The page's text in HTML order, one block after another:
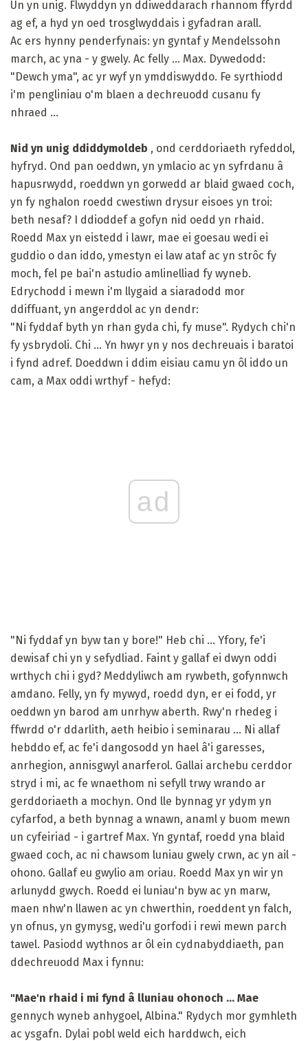
Un yn unig. Flwyddyn yn ddiweddarach rhannom ffyrdd
ag ef, a hyd yn oed trosglwyddais i gyfadran arall.
Ac ers hynny penderfynais: yn gyntaf y Mendelssohn
march, ac yna - y gwely. Ac felly ... Max. Dywedodd:
"Dewch yma", ac yr wyf yn ymddiswyddo. Fe syrthiodd
i'm pengliniau o'm blaen a dechreuodd cusanu fy
nhraed ...
Nid yn unig ddiddymoldeb , ond cerddoriaeth ryfeddol,
hyfryd. Ond pan oeddwn, yn ymlacio ac yn syfrdanu â
hapusrwydd, roeddwn yn gorwedd ar blaid gwaed coch,
yn fy nghalon roedd cwestiwn drysur eisoes yn troi:
beth nesaf? I ddioddef a gofyn nid oedd yn rhaid.
Roedd Max yn eistedd i lawr, mae ei goesau wedi ei
guddio o dan iddo, ymestyn ei law ataf ac yn strôc fy
moch, fel pe bai'n astudio amlinelliad fy wyneb.
Edrychodd i mewn i'm llygaid a siaradodd mor
ddiffuant, yn angerddol ac yn dendr:
"Ni fyddaf byth yn rhan gyda chi, fy muse". Rydych chi'n
fy ysbrydoli. Chi ... Yn hwyr yn y nos dechreuais i baratoi
i fynd adref. Doeddwn i ddim eisiau camu yn ôl iddo un
cam, a Max oddi wrthyf - hefyd:
ad
"Ni fyddaf yn byw tan y bore!" Heb chi ... Yfory, fe'i
dewisaf chi yn y sefydliad. Faint y gallaf ei dwyn oddi
wrthych chi i gyd? Meddyliwch am rywbeth, gofynnwch
amdano. Felly, yn fy mywyd, roedd dyn, er ei fodd, yr
oeddwn yn barod am unrhyw aberth. Rwy'n rhedeg i
ffwrdd o'r ddarlith, aeth heibio i seminarau ... Ni allaf
hebddo ef, ac fe'i dangosodd yn hael â'i garesses,
anrhegion, annisgwyl anarferol. Gallai archebu cerddor
stryd i mi, ac fe wnaethom ni sefyll trwy wrando ar
gerddoriaeth a mochyn. Ond lle bynnag yr ydym yn
cyfarfod, a beth bynnag a wnawn, anaml y buom mewn
un cyfeiriad - i gartref Max. Yn gyntaf, roedd yna blaid
gwaed coch, ac ni chawsom luniau gwely crwn, ac yn ail -
ohono. Gallaf eu gwylio am oriau. Roedd Max yn wir yn
arlunydd gwych. Roedd ei luniau'n byw ac yn marw,
maen nhw'n llawen ac yn chwerthin, roeddent yn falch,
yn ofnus, yn gymysg, wedi'u gorfodi i rewi mewn parch
tawel. Pasiodd wythnos ar ôl ein cydnabyddiaeth, pan
ddechreuodd Max i fynnu:
"Mae'n rhaid i mi fynd â lluniau ohonoch ... Mae
gennych wyneb anhygoel, Albina." Rydych mor gymhleth
ac ysgafn. Dylai pobl weld eich harddwch, eich